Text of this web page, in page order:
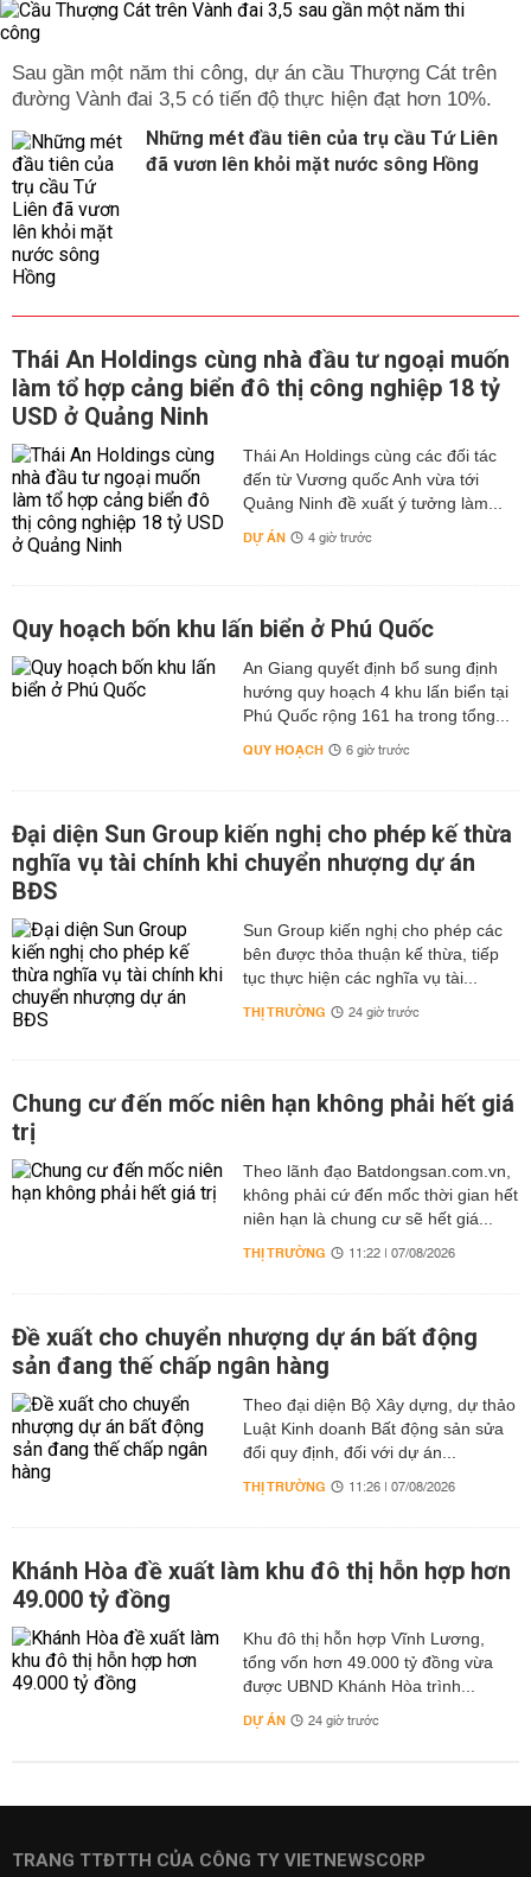
Sau gần một năm thi công, dự án cầu Thượng Cát trên
đường Vành đai 3,5 có tiến độ thực hiện đạt hơn 10%.
Những mét đầu tiên của trụ cầu Tứ Liên
đã vươn lên khỏi mặt nước sông Hồng
Thái An Holdings cùng nhà đầu tư ngoại muốn
làm tổ hợp cảng biển đô thị công nghiệp 18 tỷ
USD ở Quảng Ninh
Thái An Holdings cùng các đối tác
đến từ Vương quốc Anh vừa tới
Quảng Ninh đề xuất ý tưởng làm...
DỰ ÁN 4 giờ trước
Quy hoạch bốn khu lấn biển ở Phú Quốc
An Giang quyết định bổ sung định
hướng quy hoạch 4 khu lấn biển tại
Phú Quốc rộng 161 ha trong tổng...
QUY HOẠCH 6 giờ trước
Đại diện Sun Group kiến nghị cho phép kế thừa
nghĩa vụ tài chính khi chuyển nhượng dự án
BĐS
Sun Group kiến nghị cho phép các
bên được thỏa thuận kế thừa, tiếp
tục thực hiện các nghĩa vụ tài...
THỊ TRƯỜNG 24 giờ trước
Chung cư đến mốc niên hạn không phải hết giá
trị
Theo lãnh đạo Batdongsan.com.vn,
không phải cứ đến mốc thời gian hết
niên hạn là chung cư sẽ hết giá...
THỊ TRƯỜNG 11:22 | 07/08/2026
Đề xuất cho chuyển nhượng dự án bất động
sản đang thế chấp ngân hàng
Theo đại diện Bộ Xây dựng, dự thảo
Luật Kinh doanh Bất động sản sửa
đổi quy định, đối với dự án...
THỊ TRƯỜNG 11:26 | 07/08/2026
Khánh Hòa đề xuất làm khu đô thị hỗn hợp hơn
49.000 tỷ đồng
Khu đô thị hỗn hợp Vĩnh Lương,
tổng vốn hơn 49.000 tỷ đồng vừa
được UBND Khánh Hòa trình...
DỰ ÁN 24 giờ trước
TRANG TTĐTTH CỦA CÔNG TY VIETNEWSCORP